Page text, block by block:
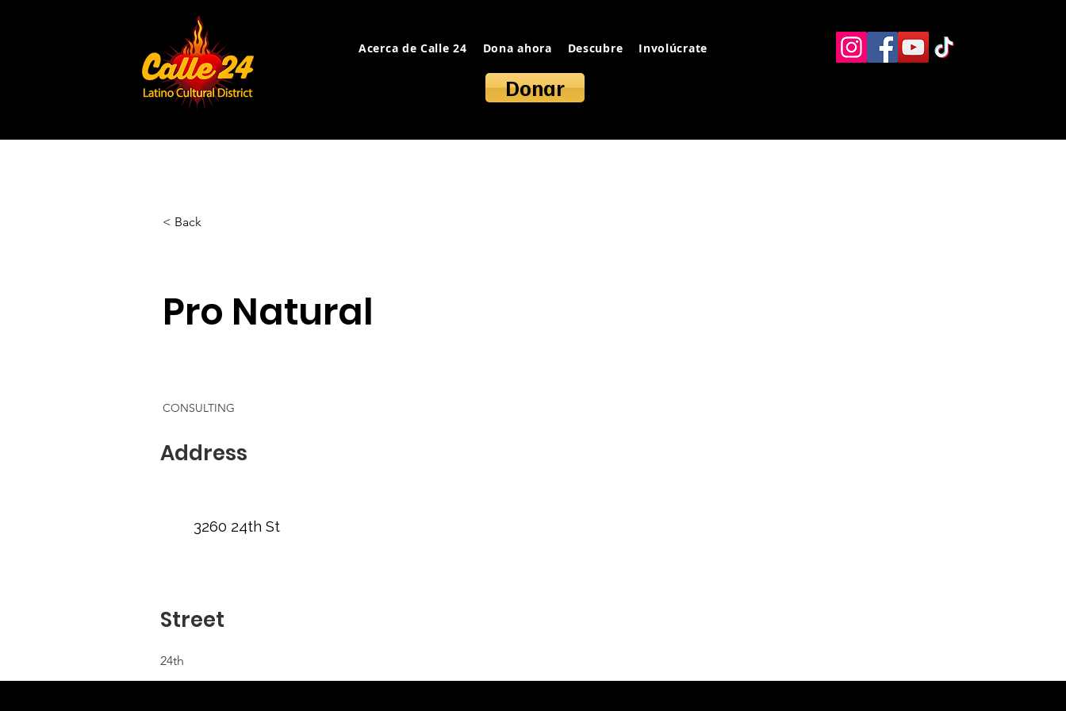
Acerca de Calle 24 Dona ahora Descubre Involúcrate Recursos alternos Contacto
Donar
< Back
Pro Natural
CONSULTING
Address
3260 24th St
Street
24th